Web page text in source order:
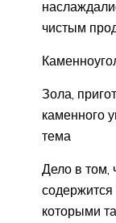
чистым
Зола,
каменного
тема
Дело в том,
которыми